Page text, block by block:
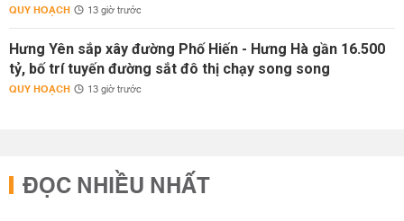
QUY HOẠCH 13 giờ trước
Hưng Yên sắp xây đường Phố Hiến - Hưng Hà gần 16.500
tỷ, bố trí tuyến đường sắt đô thị chạy song song
QUY HOẠCH 13 giờ trước
ĐỌC NHIỀU NHẤT